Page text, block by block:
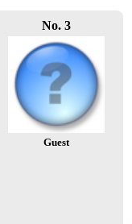
No. 3
Guest